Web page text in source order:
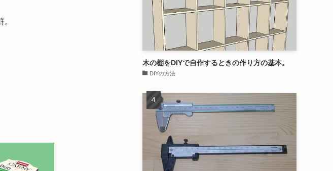
木の棚をDIYで自作するときの作り方の基本。
DIYの方法